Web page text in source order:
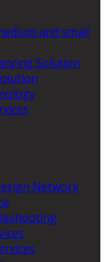
and small
Solution
Network